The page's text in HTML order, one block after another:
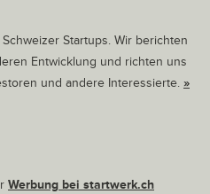
Startups. Wir berichten
Entwicklung und richten uns
und andere Interessierte. »
Werbung bei startwerk.ch